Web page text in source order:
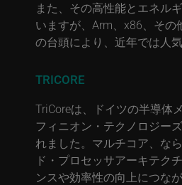
また、その高性能とエネル
いますが、Arm、x86、その
の台頭により、近年では人
TRICORE
TriCoreは、ドイツの半導体
フィニオン・テクノロジー
れました。マルチコア、な
ド・プロセッサアーキテク
ンスや効率性の向上につな